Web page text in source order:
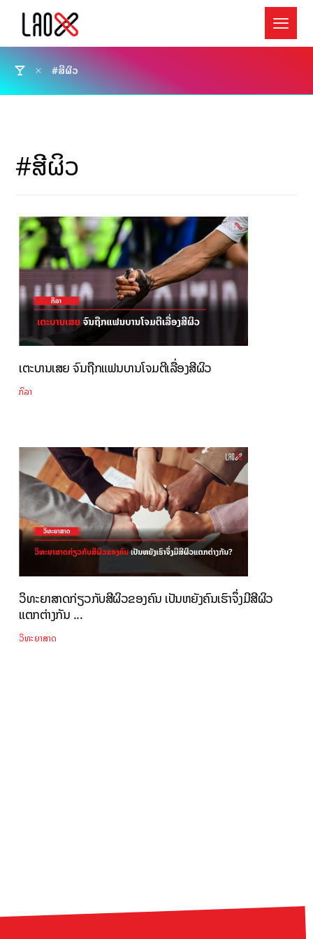
#ສີຜິວ
#ສີຜິວ
ເຕະບານເສຍ ຈົນຖືກແຟນບານໂຈມຕີເລື່ອງສີຜິວ
ກິລາ
ວິທະຍາສາດກ່ຽວກັບສີຜິວຂອງຄົນ ເປັນຫຍັງຄົນເຮົາຈຶ່ງມີສີຜິວ
ແຕກຕ່າງກັນ ...
ວິທະຍາສາດ